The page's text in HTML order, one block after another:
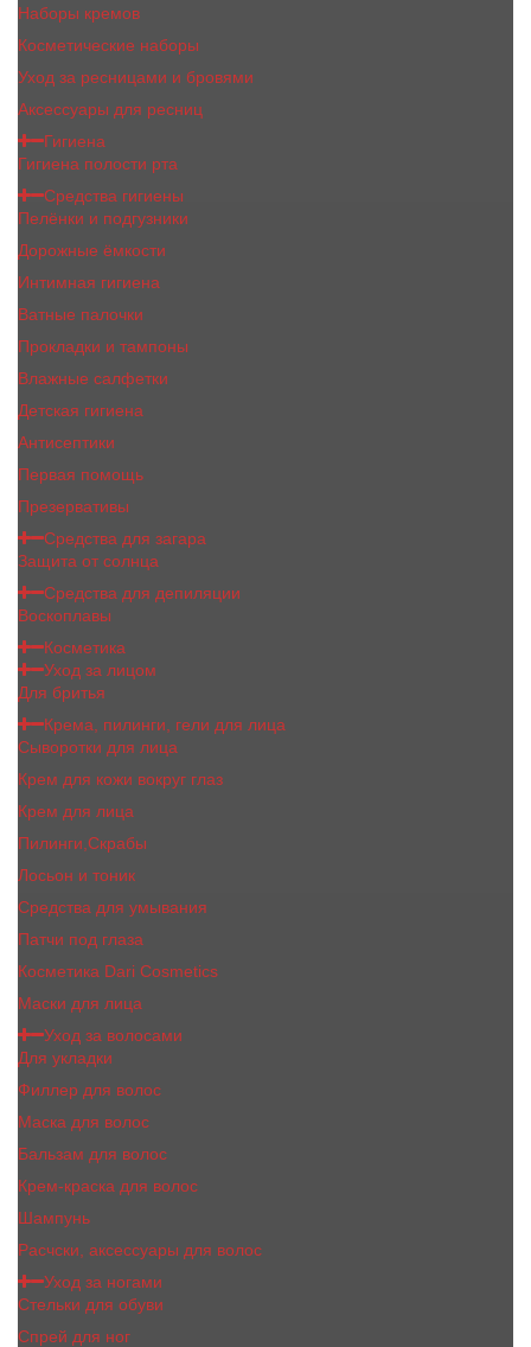
Наборы кремов
Косметические наборы
Уход за ресницами и бровями
Аксессуары для ресниц
Гигиена
Гигиена полости рта
Средства гигиены
Пелёнки и подгузники
Дорожные ёмкости
Интимная гигиена
Ватные палочки
Прокладки и тампоны
Влажные салфетки
Детская гигиена
Антисептики
Первая помощь
Презервативы
Средства для загара
Защита от солнца
Средства для депиляции
Воскоплавы
Косметика
Уход за лицом
Для бритья
Крема, пилинги, гели для лица
Сыворотки для лица
Крем для кожи вокруг глаз
Крем для лица
Пилинги,Скрабы
Лосьон и тоник
Средства для умывания
Патчи под глаза
Косметика Dari Cosmetics
Маски для лица
Уход за волосами
Для укладки
Филлер для волос
Маска для волос
Бальзам для волос
Крем-краска для волос
Шампунь
Расчски, аксессуары для волос
Уход за ногами
Стельки для обуви
Спрей для ног